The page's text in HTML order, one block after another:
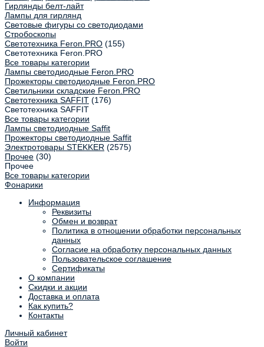
Гирлянды белт-лайт
Лампы для гирлянд
Световые фигуры со светодиодами
Стробоскопы
Светотехника Feron.PRO (155)
Светотехника Feron.PRO
Все товары категории
Лампы светодиодные Feron.PRO
Прожекторы светодиодные Feron.PRO
Светильники складские Feron.PRO
Светотехника SAFFIT (176)
Светотехника SAFFIT
Все товары категории
Лампы светодиодные Saffit
Прожекторы светодиодные Saffit
Электротовары STEKKER (2575)
Прочее (30)
Прочее
Все товары категории
Фонарики
Информация
Реквизиты
Обмен и возврат
Политика в отношении обработки персональных
данных
Согласие на обработку персональных данных
Пользовательское соглашение
Сертификаты
О компании
Скидки и акции
Доставка и оплата
Как купить?
Контакты
Личный кабинет
Войти